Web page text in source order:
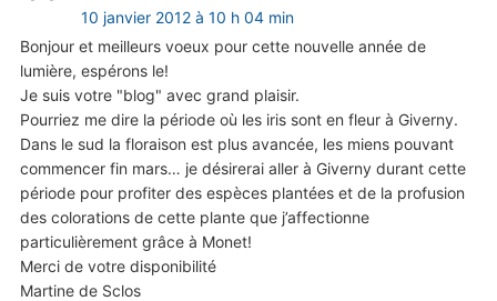
10 janvier 2012 à 10 h 04 min
Bonjour et meilleurs voeux pour cette nouvelle année de
lumière, espérons le!
Je suis votre "blog" avec grand plaisir.
Pourriez me dire la période où les iris sont en fleur à Giverny.
Dans le sud la floraison est plus avancée, les miens pouvant
commencer fin mars… je désirerai aller à Giverny durant cette
période pour profiter des espèces plantées et de la profusion
des colorations de cette plante que j’affectionne
particulièrement grâce à Monet!
Merci de votre disponibilité
Martine de Sclos